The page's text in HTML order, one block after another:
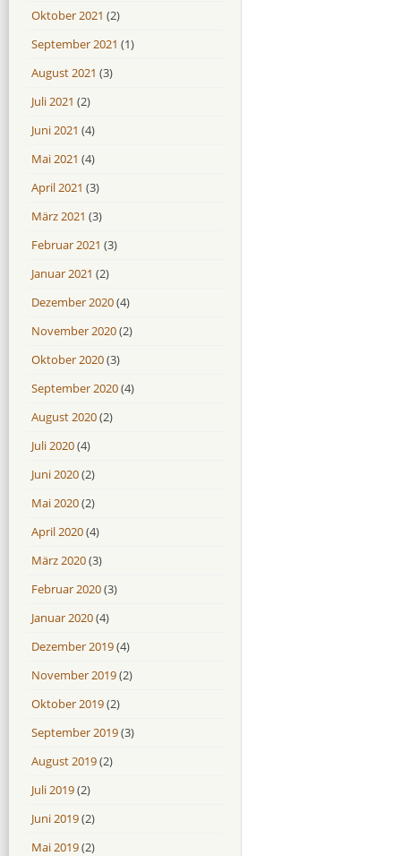
Oktober 2021 (2)
September 2021 (1)
August 2021 (3)
Juli 2021 (2)
Juni 2021 (4)
Mai 2021 (4)
April 2021 (3)
März 2021 (3)
Februar 2021 (3)
Januar 2021 (2)
Dezember 2020(4)
November 2020(2)
Oktober 2020(3)
September 2020(4)
August 2020(2)
Juli 2020(4)
Juni 2020(2)
Mai 2020(2)
April 2020(4)
März 2020(3)
Februar 2020(3)
Januar 2020(4)
Dezember 2019(4)
November 2019(2)
Oktober 2019(2)
September 2019(3)
August 2019(2)
Juli 2019(2)
Juni 2019(2)
Mai 2019(2)